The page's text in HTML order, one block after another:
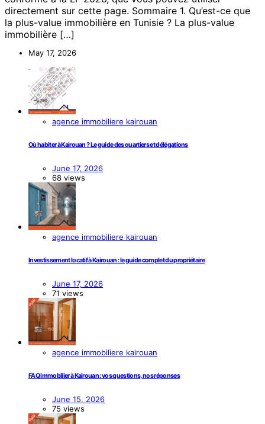
directement sur cette page. Sommaire 1. Qu’est-ce que
la plus-value immobilière en Tunisie ? La plus-value
immobilière […]
May 17, 2026
agence immobiliere kairouan
Où habiter à Kairouan ? Le guide des quartiers et délégations
June 17, 2026
68 views
agence immobiliere kairouan
Investissement locatif à Kairouan : le guide complet du propriétaire
June 17, 2026
71 views
agence immobiliere kairouan
FAQ immobilier à Kairouan : vos questions, nos réponses
June 15, 2026
75 views